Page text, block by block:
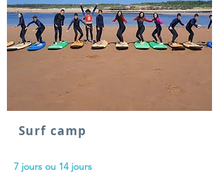
Surf camp
7 jours ou 14 jours